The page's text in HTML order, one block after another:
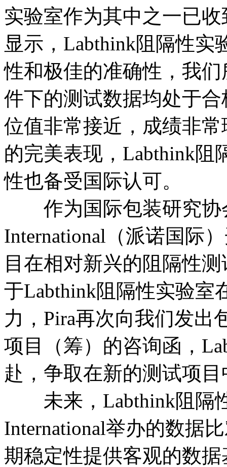
实验室作为其中之一已
显示，Labthink阻隔性实
性和极佳的准确性，我
件下的测试数据均处于
位值非常接近，成绩非
的完美表现，Labthink阻
性也备受国际认可。
作为国际包装研究协
International（派诺国际
目在相对新兴的阻隔性
于Labthink阻隔性实验室
力，Pira再次向我们发出
项目（筹）的咨询函，
赴，争取在新的测试项
未来，Labthink阻隔
International举办的数据
期稳定性提供客观的数据